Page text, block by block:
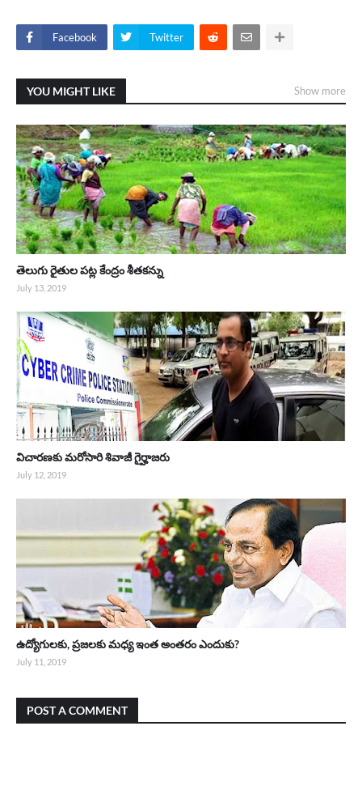
Facebook Twitter
YOU MIGHT LIKE Show more
తెలుగు రైతుల పట్ల కేంద్రం శీతకన్ను
July 13, 2019
విచారణకు మరోసారి శివాజీ గైర్హాజరు
July 12, 2019
ఉద్యోగులకు, ప్రజలకు మధ్య ఇంత అంతరం ఎందుకు?
July 11, 2019
POST A COMMENT